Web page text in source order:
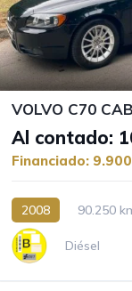
VOLVO C70
Al contado:
Financiado:
2008 90.250
Diésel